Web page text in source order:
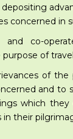
concerned in
and co-
of
of
and to
which they
their